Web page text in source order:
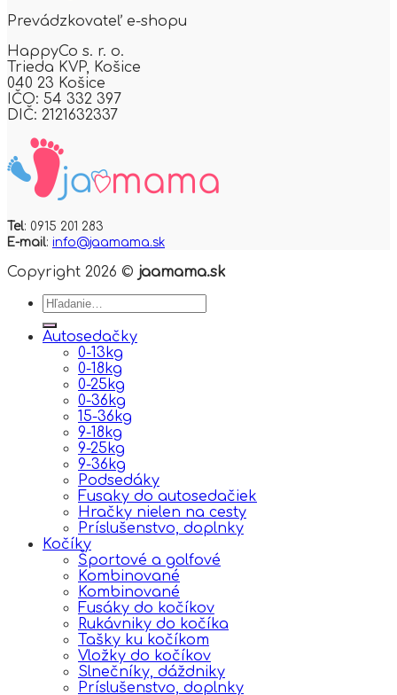
Prevádzkovateľ e-shopu
HappyCo s. r. o.
Trieda KVP,
Košice
040 23 Košice
IČO: 54 332 397
DIČ: 2121632337
Tel: 0915 201 283
E-mail: info@jaamama.sk
Copyright 2026 © jaamama.sk
Hľadať:
Autosedačky
0-13kg
0-18kg
0-25kg
0-36kg
15-36kg
9-18kg
9-25kg
9-36kg
Podsedáky
Fusaky do autosedačiek
Hračky nielen na cesty
Príslušenstvo, doplnky
Kočíky
Športové a golfové
Kombinované
Kombinované
Fusáky do kočíkov
Rukávniky do kočíka
Tašky ku kočíkom
Vložky do kočíkov
Slnečníky, dáždniky
Príslušenstvo, doplnky